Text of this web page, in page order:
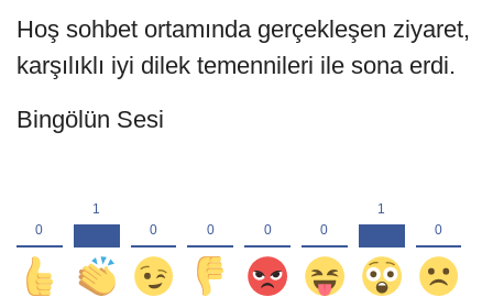
Hoş sohbet ortamında gerçekleşen ziyaret,
karşılıklı iyi dilek temennileri ile sona erdi.
Bingölün Sesi